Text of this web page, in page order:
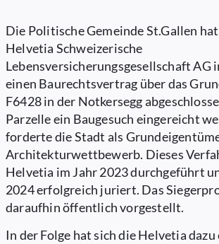
Die Politische Gemeinde St.Gallen
Helvetia Schweizerische
Lebensversicherungsgesellschaft AG
einen Baurechtsvertrag über das
F6428 in der Notkersegg
Parzelle ein Baugesuch eingereicht
forderte die Stadt als
Architekturwettbewerb. Dieses
Helvetia im Jahr 2023 durchgeführt
2024 erfolgreich juriert. Das
daraufhin öffentlich vorgestellt.
In der Folge hat sich die Helvetia